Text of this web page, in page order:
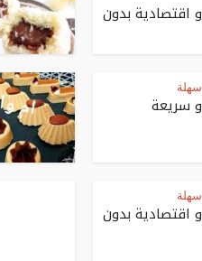
اقتصادية بدون
سريعة
اقتصادية بدون